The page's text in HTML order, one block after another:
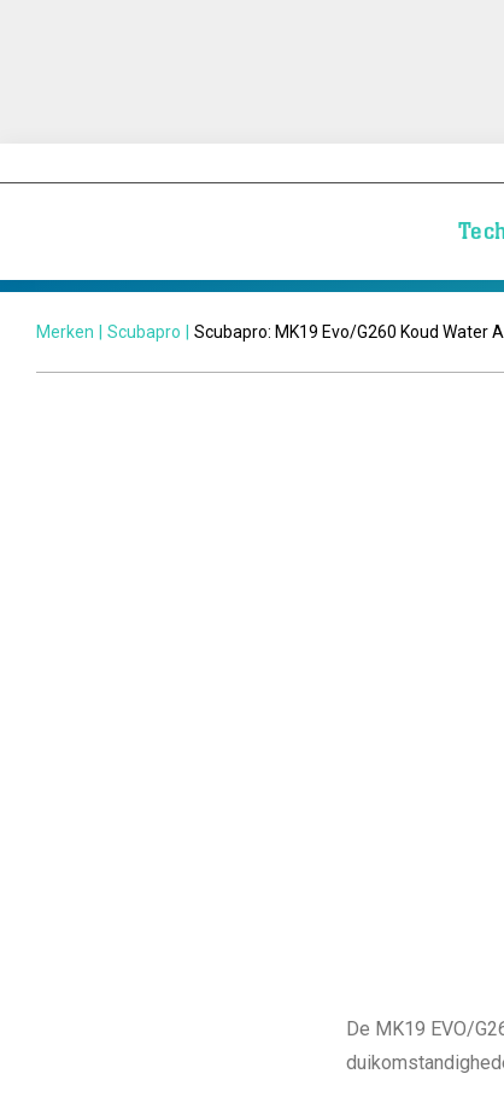
Merken Scubapro Scubapro: MK19 Evo/G260 Koud Water
De MK19 EVO/